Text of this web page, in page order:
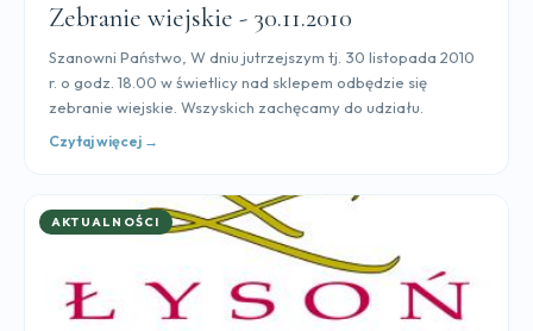
Zebranie wiejskie - 30.11.2010
Szanowni Państwo, W dniu jutrzejszym tj. 30 listopada 2010
r. o godz. 18.00 w świetlicy nad sklepem odbędzie się
zebranie wiejskie. Wszyskich zachęcamy do udziału.
Czytaj więcej →
AKTUALNOŚCI